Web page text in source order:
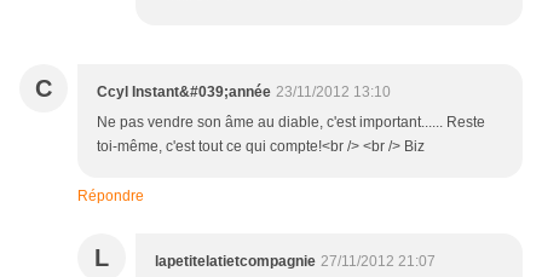
C Ccyl Instant&#039;année 23/11/2012 13:10
Ne pas vendre son âme au diable, c'est important...... Reste
toi-même, c'est tout ce qui compte!<br /> <br /> Biz
Répondre
L lapetitelatietcompagnie 27/11/2012 21:07